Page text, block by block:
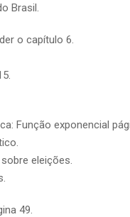
Brasil.
o capítulo 6.
Função exponencial
eleições.
49.